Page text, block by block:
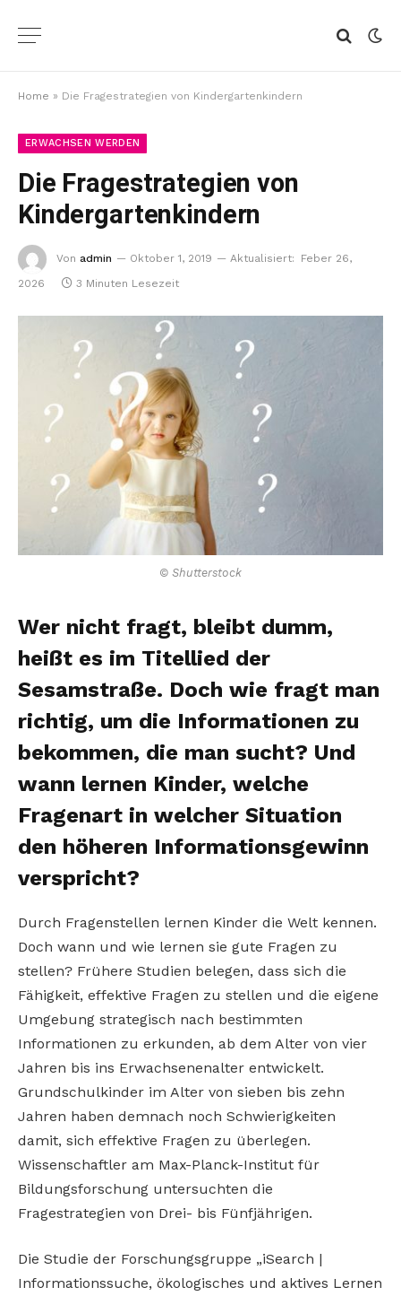
Home » Die Fragestrategien von Kindergartenkindern
ERWACHSEN WERDEN
Die Fragestrategien von
Kindergartenkindern
Von admin Oktober 1, 2019 Aktualisiert:
Feber 26,
2026
3 Minuten Lesezeit
© Shutterstock
Wer nicht fragt, bleibt dumm,
heißt es im Titellied der
Sesamstraße. Doch wie fragt man
richtig, um die Informationen zu
bekommen, die man sucht? Und
wann lernen Kinder, welche
Fragenart in welcher Situation
den höheren Informationsgewinn
verspricht?
Durch Fragenstellen lernen Kinder die Welt kennen.
Doch wann und wie lernen sie gute Fragen zu
stellen? Frühere Studien belegen, dass sich die
Fähigkeit, effektive Fragen zu stellen und die eigene
Umgebung strategisch nach bestimmten
Informationen zu erkunden, ab dem Alter von vier
Jahren bis ins Erwachsenenalter entwickelt.
Grundschulkinder im Alter von sieben bis zehn
Jahren haben demnach noch Schwierigkeiten
damit, sich effektive Fragen zu überlegen.
Wissenschaftler am Max-Planck-Institut für
Bildungsforschung untersuchten die
Fragestrategien von Drei- bis Fünfjährigen.
Die Studie der Forschungsgruppe „iSearch |
Informationssuche, ökologisches und aktives Lernen